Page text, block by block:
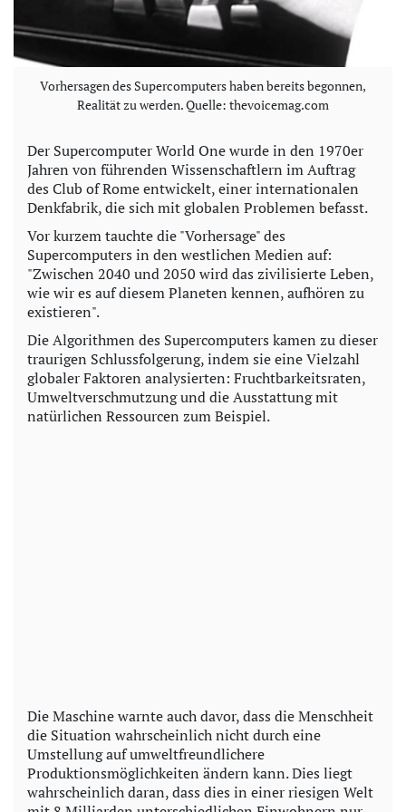
Vorhersagen des Supercomputers haben bereits begonnen,
Realität zu werden. Quelle: thevoicemag.com
Der Supercomputer World One wurde in den 1970er
Jahren von führenden Wissenschaftlern im Auftrag
des Club of Rome entwickelt, einer internationalen
Denkfabrik, die sich mit globalen Problemen befasst.
Vor kurzem tauchte die "Vorhersage" des
Supercomputers in den westlichen Medien auf:
"Zwischen 2040 und 2050 wird das zivilisierte Leben,
wie wir es auf diesem Planeten kennen, aufhören zu
existieren".
Die Algorithmen des Supercomputers kamen zu dieser
traurigen Schlussfolgerung, indem sie eine Vielzahl
globaler Faktoren analysierten: Fruchtbarkeitsraten,
Umweltverschmutzung und die Ausstattung mit
natürlichen Ressourcen zum Beispiel.
Die Maschine warnte auch davor, dass die Menschheit
die Situation wahrscheinlich nicht durch eine
Umstellung auf umweltfreundlichere
Produktionsmöglichkeiten ändern kann. Dies liegt
wahrscheinlich daran, dass dies in einer riesigen Welt